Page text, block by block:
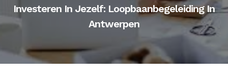
Investeren In Jezelf: Loopbaanbegeleiding In
Antwerpen